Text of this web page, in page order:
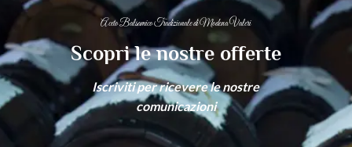
Aceto Balsamico Tradizionale di Modena Valeri
Scopri le nostre offerte
Iscriviti per ricevere le nostre
comunicazioni